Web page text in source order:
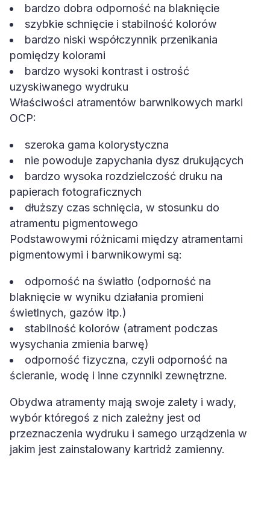
bardzo dobra odporność na blaknięcie
szybkie schnięcie i stabilność kolorów
bardzo niski współczynnik przenikania
pomiędzy kolorami
bardzo wysoki kontrast i ostrość
uzyskiwanego wydruku
Właściwości atramentów barwnikowych marki
OCP:
szeroka gama kolorystyczna
nie powoduje zapychania dysz drukujących
bardzo wysoka rozdzielczość druku na
papierach fotograficznych
dłuższy czas schnięcia, w stosunku do
atramentu pigmentowego
Podstawowymi różnicami między atramentami
pigmentowymi i barwnikowymi są:
odporność na światło (odporność na
blaknięcie w wyniku działania promieni
świetlnych, gazów itp.)
stabilność kolorów (atrament podczas
wysychania zmienia barwę)
odporność fizyczna, czyli odporność na
ścieranie, wodę i inne czynniki zewnętrzne.
Obydwa atramenty mają swoje zalety i wady,
wybór któregoś z nich zależny jest od
przeznaczenia wydruku i samego urządzenia w
jakim jest zainstalowany kartridż zamienny.